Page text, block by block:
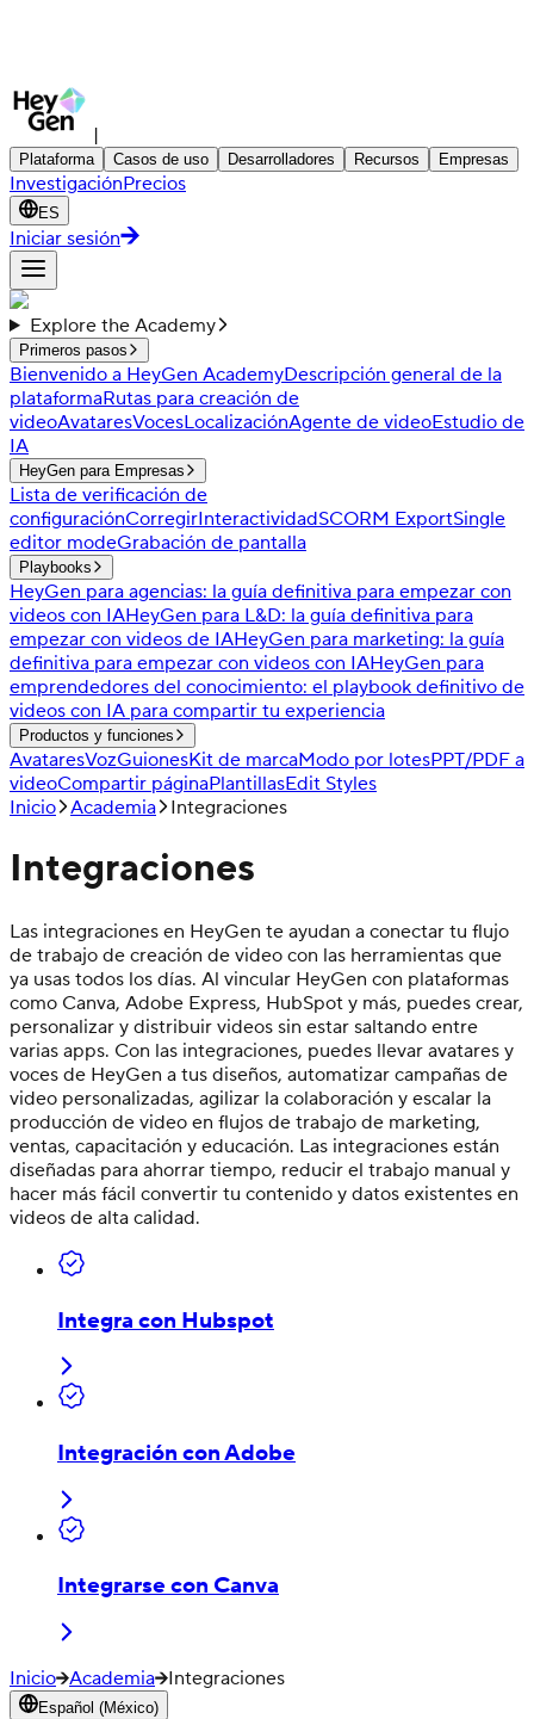
|
Plataforma Casos de uso Desarrolladores Recursos Empresas
InvestigaciónPrecios
ES
Iniciar sesión
Explore the Academy
Primeros pasos
Bienvenido a HeyGen AcademyDescripción general de la
plataformaRutas para creación de
videoAvataresVocesLocalizaciónAgente de videoEstudio de
IA
HeyGen para Empresas
Lista de verificación de
configuraciónCorregirInteractividadSCORM ExportSingle
editor modeGrabación de pantalla
Playbooks
HeyGen para agencias: la guía definitiva para empezar con
videos con IAHeyGen para L&D: la guía definitiva para
empezar con videos de IAHeyGen para marketing: la guía
definitiva para empezar con videos con IAHeyGen para
emprendedores del conocimiento: el playbook definitivo de
videos con IA para compartir tu experiencia
Productos y funciones
AvataresVozGuionesKit de marcaModo por lotesPPT/PDF a
videoCompartir páginaPlantillasEdit Styles
Inicio Academia Integraciones
Integraciones
Las integraciones en HeyGen te ayudan a conectar tu flujo
de trabajo de creación de video con las herramientas que
ya usas todos los días. Al vincular HeyGen con plataformas
como Canva, Adobe Express, HubSpot y más, puedes crear,
personalizar y distribuir videos sin estar saltando entre
varias apps. Con las integraciones, puedes llevar avatares y
voces de HeyGen a tus diseños, automatizar campañas de
video personalizadas, agilizar la colaboración y escalar la
producción de video en flujos de trabajo de marketing,
ventas, capacitación y educación. Las integraciones están
diseñadas para ahorrar tiempo, reducir el trabajo manual y
hacer más fácil convertir tu contenido y datos existentes en
videos de alta calidad.
Integra con Hubspot
Integración con Adobe
Integrarse con Canva
Inicio Academia Integraciones
Español (México)